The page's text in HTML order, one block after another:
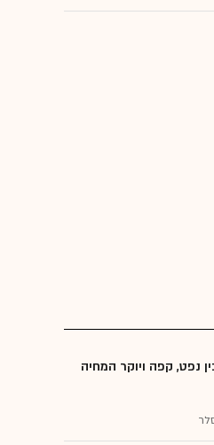
נפט, קפה ויוקר המחיה